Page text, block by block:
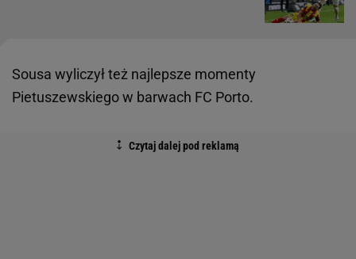
Sousa wyliczył też najlepsze momenty
Pietuszewskiego w barwach FC Porto.